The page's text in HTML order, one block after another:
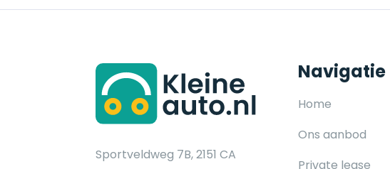
Sportveldweg 7B, 2151 CA
Navigatie
Home
Ons aanbod
Private lease